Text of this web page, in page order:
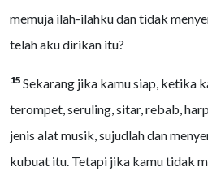
memuja ilah-ilahku dan tidak
telah aku dirikan itu?
15 Sekarang jika kamu siap, ketika
terompet, seruling, sitar, rebab,
jenis alat musik, sujudlah dan
kubuat itu. Tetapi jika kamu tidak